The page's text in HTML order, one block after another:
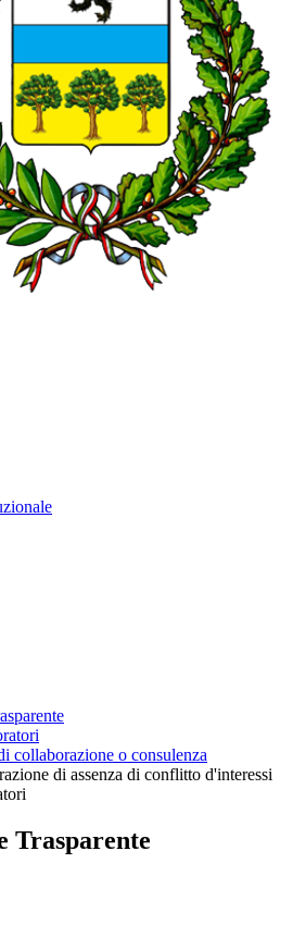
collaborazione o consulenza
di assenza di conflitto d'interessi
Trasparente